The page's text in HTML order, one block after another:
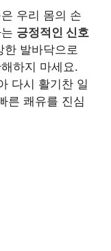
우리 몸의 손
긍정적인 신호
한 발바닥으로
하지 마세요.
다시 활기찬 일
른 쾌유를 진심